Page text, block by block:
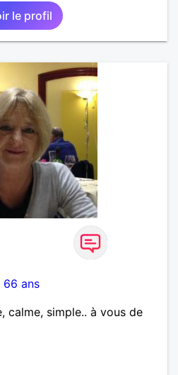
le profil
66 ans
calme, simple.. à vous de